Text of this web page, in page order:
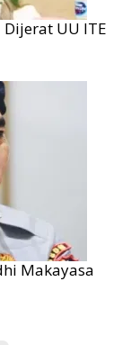
UU ITE
Makayasa